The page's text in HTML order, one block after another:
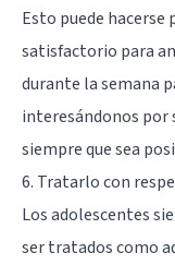
Esto puede
satisfactorio para
durante la semana
interesándonos por
siempre que sea
6. Tratarlo con
Los adolescentes
ser tratados como